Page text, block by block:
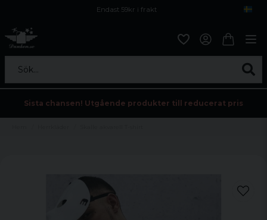
Endast 59kr i frakt
Sök...
Sista chansen! Utgående produkter till reducerat pris